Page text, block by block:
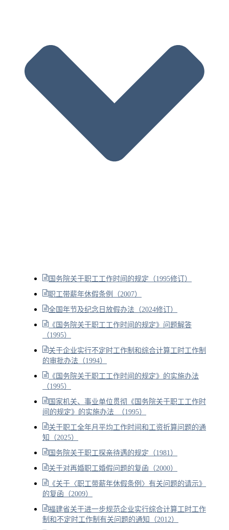
国务院关于职工工作时间的规定（1995修订）
职工带薪年休假条例（2007）
全国年节及纪念日放假办法（2024修订）
《国务院关于职工工作时间的规定》问题解答
（1995）
关于企业实行不定时工作制和综合计算工时工作制
的审批办法（1994）
《国务院关于职工工作时间的规定》的实施办法
（1995）
国家机关、事业单位贯彻《国务院关于职工工作时
间的规定》的实施办法 （1995）
关于职工全年月平均工作时间和工资折算问题的通
知（2025）
国务院关于职工探亲待遇的规定（1981）
关于对再婚职工婚假问题的复函（2000）
《关于〈职工带薪年休假条例〉有关问题的请示》
的复函（2009）
福建省关于进一步规范企业实行综合计算工时工作
制和不定时工作制有关问题的通知（2012）